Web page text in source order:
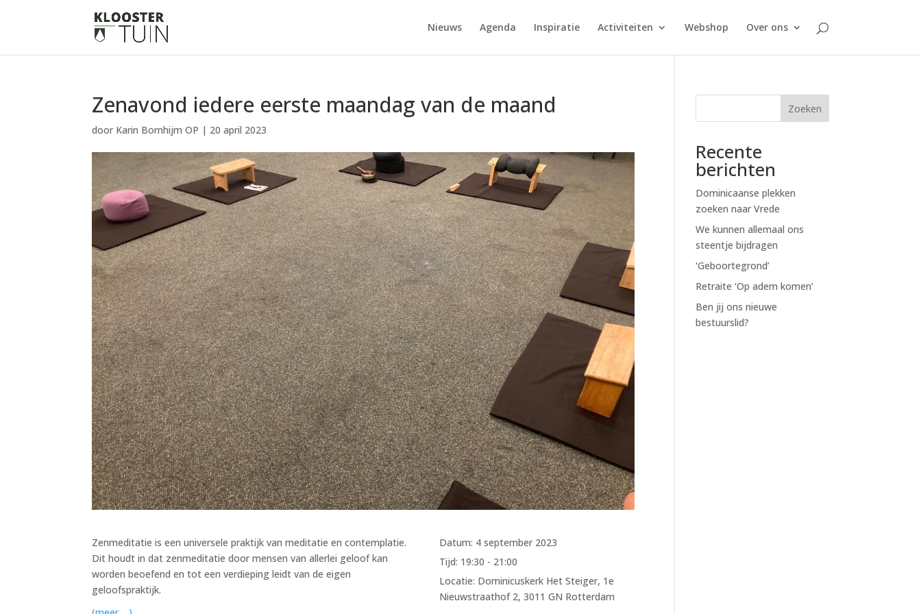
Nieuws Agenda Inspiratie Activiteiten Webshop Over ons
Zenavond iedere eerste maandag van de maand
door Karin Bornhijm OP | 20 april 2023
Datum: 4 september 2023
Tijd: 19:30 - 21:00
Locatie: Dominicuskerk Het Steiger, 1e
Nieuwstraathof 2, 3011 GN Rotterdam
Zenmeditatie is een universele praktijk van meditatie en contemplatie.
Dit houdt in dat zenmeditatie door mensen van allerlei geloof kan
worden beoefend en tot een verdieping leidt van de eigen
geloofspraktijk.
Zoeken
Recente
berichten
Dominicaanse plekken
zoeken naar Vrede
We kunnen allemaal ons
steentje bijdragen
‘Geboortegrond’
Retraite ‘Op adem komen’
Ben jij ons nieuwe
bestuurslid?